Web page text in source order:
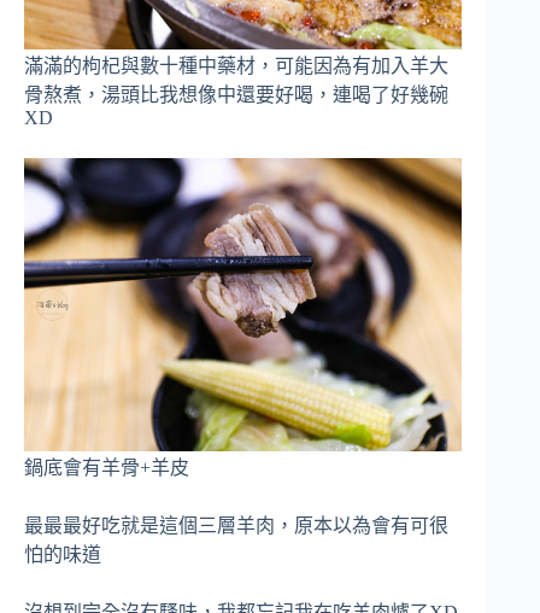
滿滿的枸杞與數十種中藥材，可能因為有加入羊大
骨熬煮，湯頭比我想像中還要好喝，連喝了好幾碗
XD
鍋底會有羊骨+羊皮
最最最好吃就是這個三層羊肉，原本以為會有可很
怕的味道